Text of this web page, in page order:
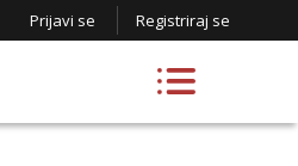
Prijavi se Registriraj se